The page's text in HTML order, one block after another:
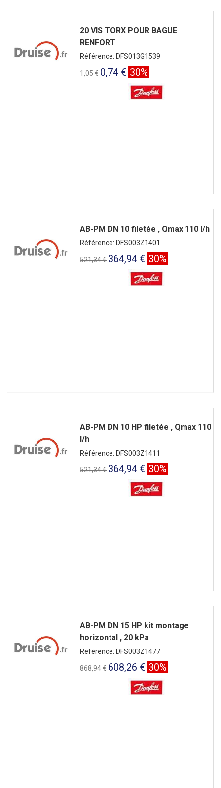
20 VIS TORX POUR BAGUE
RENFORT
Référence: DFS013G1539
1,05 € 0,74 € 30%
AB-PM DN 10 filetée , Qmax 110 l/h
Référence: DFS003Z1401
521,34 € 364,94 € 30%
AB-PM DN 10 HP filetée , Qmax 110
l/h
Référence: DFS003Z1411
521,34 € 364,94 € 30%
AB-PM DN 15 HP kit montage
horizontal , 20 kPa
Référence: DFS003Z1477
868,94 € 608,26 € 30%